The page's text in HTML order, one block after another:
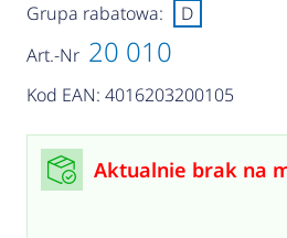
Art.-Nr 20 010
Kod EAN: 4016203200105
Grupa rabatowa: D
Aktualnie brak na